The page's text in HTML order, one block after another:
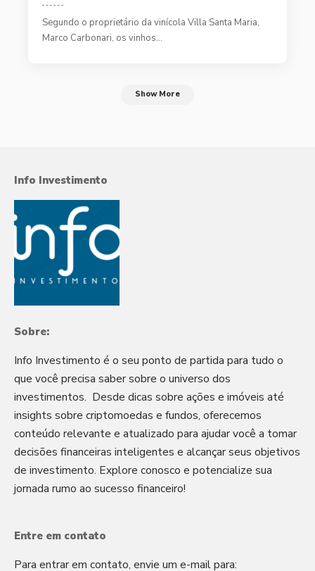
Segundo o proprietário da vinícola Villa Santa Maria,
Marco Carbonari, os vinhos…
Show More
Info Investimento
Sobre:
Info Investimento é o seu ponto de partida para tudo o
que você precisa saber sobre o universo dos
investimentos. Desde dicas sobre ações e imóveis até
insights sobre criptomoedas e fundos, oferecemos
conteúdo relevante e atualizado para ajudar você a tomar
decisões financeiras inteligentes e alcançar seus objetivos
de investimento. Explore conosco e potencialize sua
jornada rumo ao sucesso financeiro!
Entre em contato
Para entrar em contato, envie um e-mail para: